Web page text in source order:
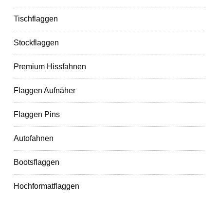
Tischflaggen
Stockflaggen
Premium Hissfahnen
Flaggen Aufnäher
Flaggen Pins
Autofahnen
Bootsflaggen
Hochformatflaggen